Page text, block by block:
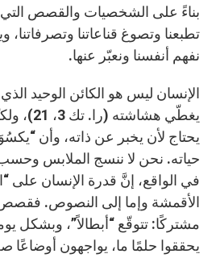
بناءً على الشخصيات والقصص التي
تطبعنا وتصوغ قناعاتنا وتصرفاتنا،
نفهم أنفسنا ونعبّر عنها.
الإنسان ليس هو الكائن الوحيد
يغطّي
يحتاج لأن يخبر عن ذاته، وأن
حياته. نحن لا ننسج الملابس وحسب
في الواقع، إنَّ قدرة الإنسان على
الأقمشة وإما إلى النصوص.
مشتركًا: تتوقّع “أبطالاً”، وبشكل
يحققوا حلمًا ما، يواجهون أوضاعًا